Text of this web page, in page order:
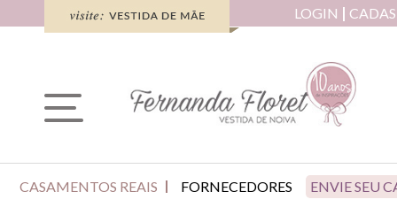
LOGIN
CASAMENTOS REAIS FORNECEDORES ENVIE SEU